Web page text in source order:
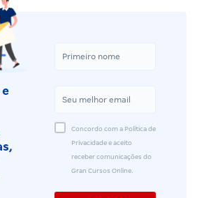
Concordo com a Política de
Privacidade e aceito
receber comunicações do
Gran Cursos Online.